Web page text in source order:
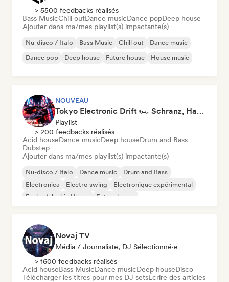
> 5500 feedbacks réalisés
Bass MusicChill outDance musicDance popDeep house
Ajouter dans ma/mes playlist(s) impactante(s)
Nu-disco / Italo Bass Music Chill out
Dance music
Dance pop
Deep house Future house House music
NOUVEAU
Tokyo Electronic Drift 🏎️ Schranz, Hard Techno & Anime EDM
Playlist
> 200 feedbacks réalisés
Acid houseDance musicDeep houseDrum and Bass
Dubstep
Ajouter dans ma/mes playlist(s) impactante(s)
Nu-disco / Italo Dance music
Drum and Bass
Electronica
Electro swing
Electronique expérimental
Funky / Jackin House
Future house
Novaj TV
Média / Journaliste, DJ Sélectionné·e
> 1600 feedbacks réalisés
Acid houseBass MusicDance musicDeep houseDisco
Télécharger les titres pour mes DJ setsÉcrire des articles